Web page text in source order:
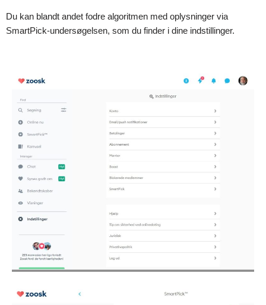
Du kan blandt andet fodre algoritmen med oplysninger via
SmartPick-undersøgelsen, som du finder i dine indstillinger.